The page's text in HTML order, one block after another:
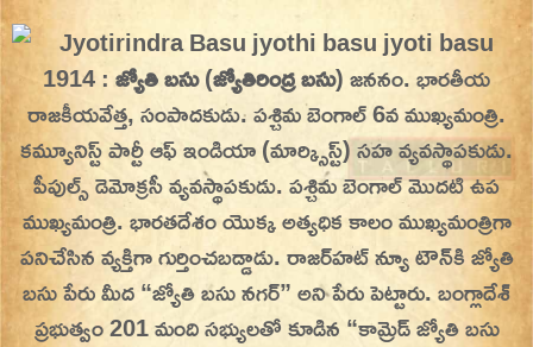
Skip
content
On This Day
Today in History | On This Day | This Day in
History | Today in India | What Happened
Today in India | Charitralo eroju | charitra lo
eroju |
1914 :జ్యోతి బసు(జ్యోతిరింద్ర బసు) జననం. భారతీయ
రాజకీయవేత్త, సంపాదకుడు. పశ్చిమ బెంగాల్ 6వ ముఖ్యమంత్రి.
కమ్యూనిస్ట్ పార్టీ ఆఫ్ ఇండియా (మార్క్సిస్ట్) సహ వ్యవస్థాపకుడు.
పీపుల్స్ డెమోక్రసీ వ్యవస్థాపకుడు.పశ్చిమ బెంగాల్ మొదటి ఉప
ముఖ్యమంత్రి. భారతదేశం యొక్క అత్యధిక కాలం ముఖ్యమంత్రిగా
పనిచేసిన వ్యక్తిగా గుర్తించబడ్డాడు. రాజర్‌హట్ న్యూ టౌన్‌కి జ్యోతి
బసు పేరు మీద “జ్యోతి బసు నగర్” అని పేరు పెట్టారు. బంగ్లాదేశ్
ప్రభుత్వం 201 మంది సభ్యులతో కూడిన “కామ్రెడ్ జ్యోతి బసు